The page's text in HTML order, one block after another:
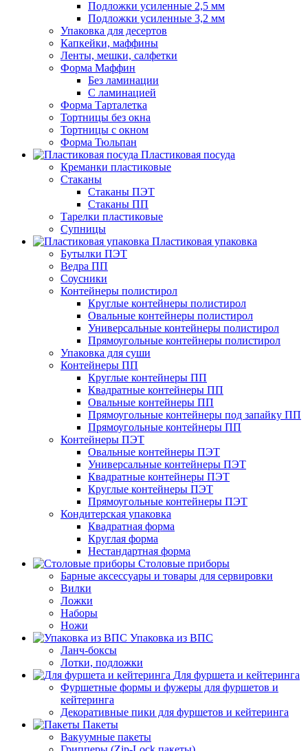
Подложки усиленные 2,5 мм
Подложки усиленные 3,2 мм
Упаковка для десертов
Капкейки, маффины
Ленты, мешки, салфетки
Форма Маффин
Без ламинации
С ламинацией
Форма Тарталетка
Тортницы без окна
Тортницы с окном
Форма Тюльпан
Пластиковая посуда
Креманки пластиковые
Стаканы
Стаканы ПЭТ
Стаканы ПП
Тарелки пластиковые
Супницы
Пластиковая упаковка
Бутылки ПЭТ
Ведра ПП
Соусники
Контейнеры полистирол
Круглые контейнеры полистирол
Овальные контейнеры полистирол
Универсальные контейнеры полистирол
Прямоугольные контейнеры полистирол
Упаковка для суши
Контейнеры ПП
Круглые контейнеры ПП
Квадратные контейнеры ПП
Овальные контейнеры ПП
Прямоугольные контейнеры под запайку ПП
Прямоугольные контейнеры ПП
Контейнеры ПЭТ
Овальные контейнеры ПЭТ
Универсальные контейнеры ПЭТ
Квадратные контейнеры ПЭТ
Круглые контейнеры ПЭТ
Прямоугольные контейнеры ПЭТ
Кондитерская упаковка
Квадратная форма
Круглая форма
Нестандартная форма
Столовые приборы
Барные аксессуары и товары для сервировки
Вилки
Ложки
Наборы
Ножи
Упаковка из ВПС
Ланч-боксы
Лотки, подложки
Для фуршета и кейтеринга
Фуршетные формы и фужеры для фуршетов и
кейтеринга
Декоративные пики для фуршетов и кейтеринга
Пакеты
Вакуумные пакеты